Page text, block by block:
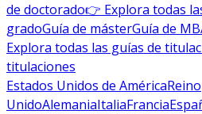
de doctorado👉 Explora todas
gradoGuía de másterGuía de
Explora todas las guías de
titulaciones
Estados Unidos de AméricaReino
UnidoAlemaniaItaliaFrancia